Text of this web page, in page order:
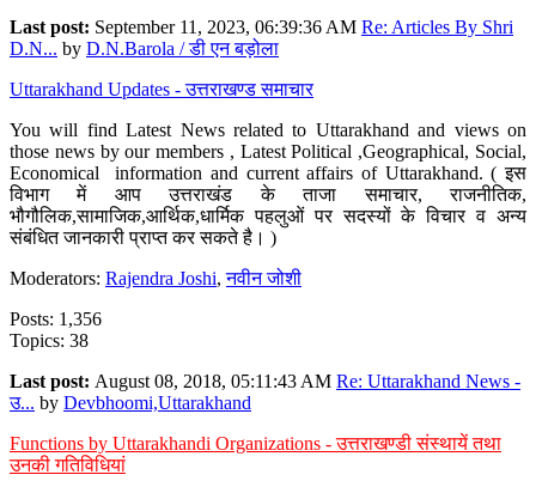
Last post: September 11, 2023, 06:39:36 AM Re: Articles By Shri
D.N... by D.N.Barola / डी एन बड़ोला
Uttarakhand Updates - उत्तराखण्ड समाचार
You will find Latest News related to Uttarakhand and views on
those news by our members , Latest Political ,Geographical, Social,
Economical information and current affairs of Uttarakhand. ( इस
विभाग में आप उत्तराखंड के ताजा समाचार, राजनीतिक,
भौगौलिक,सामाजिक,आर्थिक,धार्मिक पहलुओं पर सदस्यों के विचार व अन्य
संबंधित जानकारी प्राप्त कर सकते है। )
Moderators: Rajendra Joshi,नवीन जोशी
Posts: 1,356
Topics: 38
Last post: August 08, 2018, 05:11:43 AM Re: Uttarakhand News -
उ... by Devbhoomi,Uttarakhand
Functions by Uttarakhandi Organizations - उत्तराखण्डी संस्थायें तथा
उनकी गतिविधियां